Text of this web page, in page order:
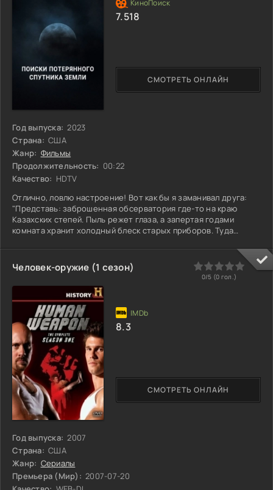
Год выпуска: 2023
Страна: США
Жанр: Фильмы
Продолжительность: 00:22
Качество: HDTV
Отлично, ловлю настроение! Вот как бы я заманивал друга:
"Представь: заброшенная обсерватория где-то на краю
Казахских степей. Пыль режет глаза, а запертая годами
комната хранит холодный блеск старых приборов. Туда
с упрямством бульдога и тенью отца-первооткрывателя,
пропавшего десятилетия назад. Не слава манит ее, а **один-
единственный сигнал**, глухой эхо-импульс, пойманный на
самодельную антенну. Он совпадает с последней записью
СМОТРЕТЬ ОНЛАЙН
7.518
Человек-оружие (1 сезон)
Год выпуска: 2007
Страна: США
Жанр: Сериалы
Премьера (Мир): 2007-07-20
СМОТРЕТЬ ОНЛАЙН
8.3
0 4 5
0/5 (0 гол.)